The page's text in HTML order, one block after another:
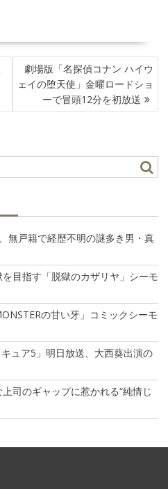
劇場版「名探偵コナン ハイウ
ェイの堕天使」金曜ロードショ
ーで冒頭12分を初放送
無戸籍で経歴不明の謎多き男・真
目指す「脱獄のカザリヤ」シーモ
の甘い牙」コミックシーモ
ュア5」明日放送、大西葵出演の
司のギャップに惹かれる“純情じ